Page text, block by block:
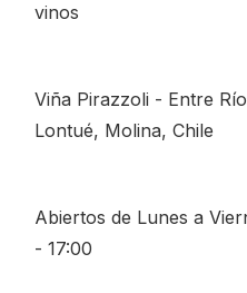
vinos
Viña Pirazzoli - Entre
Lontué, Molina, Chile
Abiertos de Lunes a
- 17:00